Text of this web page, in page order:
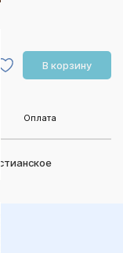
В корзину
Оплата